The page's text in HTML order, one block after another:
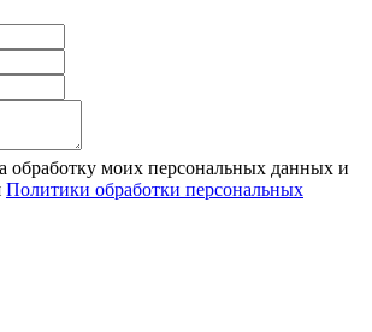
обработку моих персональных данных и
Политики обработки персональных